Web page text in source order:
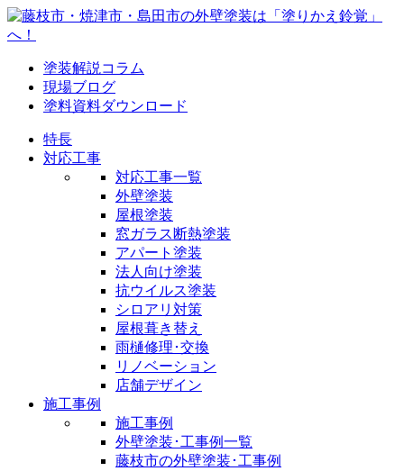
塗装解説コラム
現場ブログ
塗料資料ダウンロード
特長
対応工事
対応工事一覧
外壁塗装
屋根塗装
窓ガラス断熱塗装
アパート塗装
法人向け塗装
抗ウイルス塗装
シロアリ対策
屋根葺き替え
雨樋修理･交換
リノベーション
店舗デザイン
施工事例
施工事例
外壁塗装･工事例一覧
藤枝市の外壁塗装･工事例